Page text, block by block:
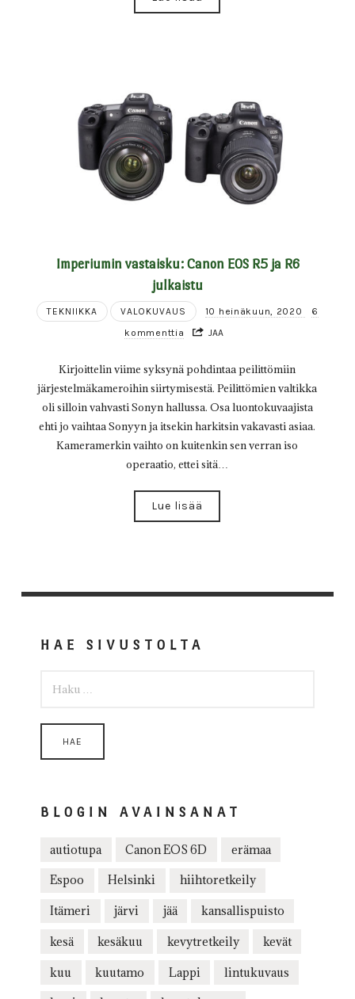
Imperiumin vastaisku: Canon EOS R5 ja R6
julkaistu
TEKNIIKKA VALOKUVAUS 10 heinäkuun, 2020
6
kommenttia
JAA
Kirjoittelin viime syksynä pohdintaa peilittömiin
järjestelmäkameroihin siirtymisestä. Peilittömien valtikka
oli silloin vahvasti Sonyn hallussa. Osa luontokuvaajista
ehti jo vaihtaa Sonyyn ja itsekin harkitsin vakavasti asiaa.
Kameramerkin vaihto on kuitenkin sen verran iso
operaatio, ettei sitä…
Lue lisää
HAE SIVUSTOLTA
BLOGIN AVAINSANAT
autiotupa Canon EOS 6D erämaa
Espoo Helsinki hiihtoretkeily
Itämeri järvi jää kansallispuisto
kesä kesäkuu kevytretkeily kevät
kuu kuutamo Lappi lintukuvaus